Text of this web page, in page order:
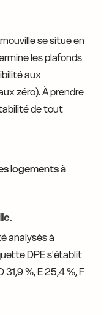
se situe en
les plafonds
aux
zéro). À prendre
de tout
logements à
analysés à
DPE s'établit
31,9 %, E 25,4 %, F